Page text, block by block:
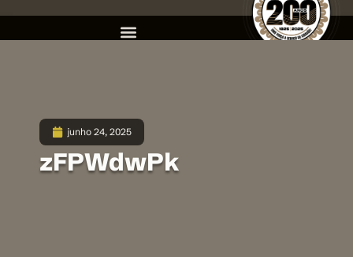
junho 24, 2025
zFPWdwPk